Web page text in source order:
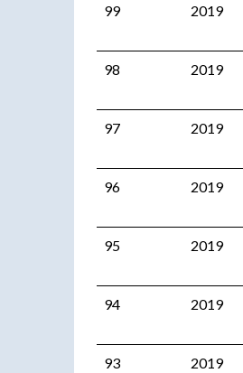
99 2019
98 2019
97 2019
96 2019
95 2019
94 2019
93 2019